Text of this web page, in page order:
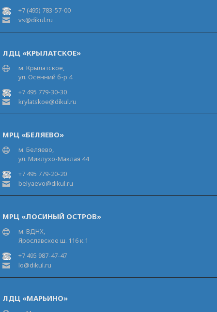
+7 (495) 783-57-00
vs@dikul.ru
ЛДЦ «КРЫЛАТСКОЕ»
м. Крылатское,
ул. Осенний б-р 4
+7 495 779-30-30
krylatskoe@dikul.ru
МРЦ «БЕЛЯЕВО»
м. Беляево,
ул. Миклухо-Маклая 44
+7 495 779-20-20
belyaevo@dikul.ru
МРЦ «ЛОСИНЫЙ ОСТРОВ»
м. ВДНХ,
Ярославское ш. 116 к.1
+7 495 987-47-47
lo@dikul.ru
ЛДЦ «МАРЬИНО»